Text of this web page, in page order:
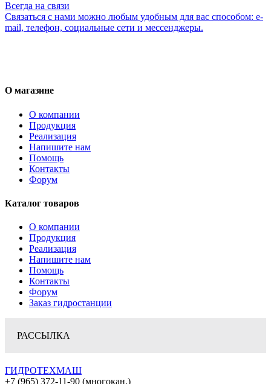
Всегда на связи
Связаться с нами можно любым удобным для вас способом: e-
mail, телефон, социальные сети и мессенджеры.
О магазине
О компании
Продукция
Реализация
Напишите нам
Помощь
Контакты
Форум
Каталог товаров
О компании
Продукция
Реализация
Напишите нам
Помощь
Контакты
Форум
Заказ гидростанции
РАССЫЛКА
ГИДРОТЕХМАШ
+7 (965) 372-11-90 (многокан.)